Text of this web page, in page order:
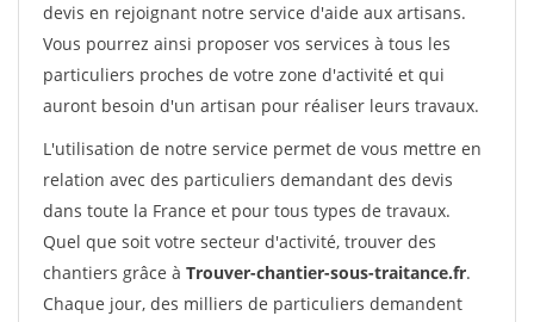
devis en rejoignant notre service d'aide aux artisans.
Vous pourrez ainsi proposer vos services à tous les
particuliers proches de votre zone d'activité et qui
auront besoin d'un artisan pour réaliser leurs travaux.
L'utilisation de notre service permet de vous mettre en
relation avec des particuliers demandant des devis
dans toute la France et pour tous types de travaux.
Quel que soit votre secteur d'activité, trouver des
chantiers grâce à Trouver-chantier-sous-traitance.fr.
Chaque jour, des milliers de particuliers demandent